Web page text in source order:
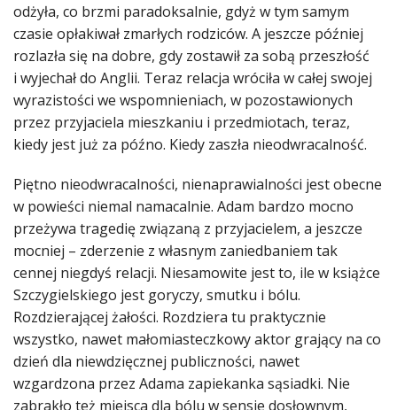
odżyła, co brzmi paradoksalnie, gdyż w tym samym
czasie opłakiwał zmarłych rodziców. A jeszcze później
rozlazła się na dobre, gdy zostawił za sobą przeszłość
i wyjechał do Anglii. Teraz relacja wróciła w całej swojej
wyrazistości we wspomnieniach, w pozostawionych
przez przyjaciela mieszkaniu i przedmiotach, teraz,
kiedy jest już za późno. Kiedy zaszła nieodwracalność.
Piętno nieodwracalności, nienaprawialności jest obecne
w powieści niemal namacalnie. Adam bardzo mocno
przeżywa tragedię związaną z przyjacielem, a jeszcze
mocniej – zderzenie z własnym zaniedbaniem tak
cennej niegdyś relacji. Niesamowite jest to, ile w książce
Szczygielskiego jest goryczy, smutku i bólu.
Rozdzierającej żałości. Rozdziera tu praktycznie
wszystko, nawet małomiasteczkowy aktor grający na co
dzień dla niewdzięcznej publiczności, nawet
wzgardzona przez Adama zapiekanka sąsiadki. Nie
zabrakło też miejsca dla bólu w sensie dosłownym,